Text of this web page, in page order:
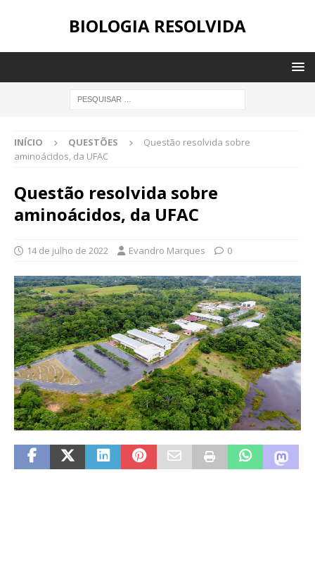
BIOLOGIA RESOLVIDA
INÍCIO QUESTÕES
Questão resolvida sobre
aminoácidos, da UFAC
Questão resolvida sobre
aminoácidos, da UFAC
14 de julho de 2022 Evandro Marques 0